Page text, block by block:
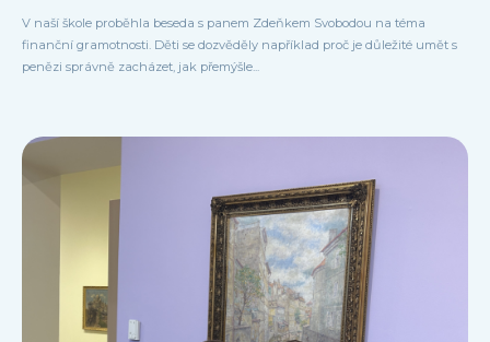
V naší škole proběhla beseda s panem Zdeňkem Svobodou na téma
finanční gramotnosti. Děti se dozvěděly například proč je důležité umět s
penězi správně zacházet, jak přemýšle...